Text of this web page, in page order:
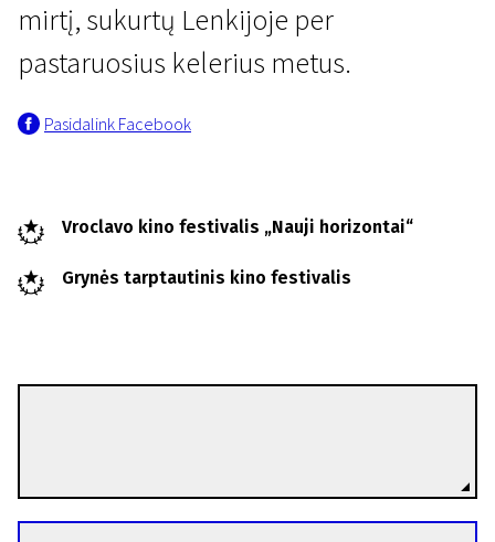
Kertant Europą
Kaip šuo su kate
mirtį, sukurtų Lenkijoje per
pastaruosius kelerius metus.
Pasidalink Facebook
Vroclavo kino festivalis „Nauji horizontai“
Grynės tarptautinis kino festivalis